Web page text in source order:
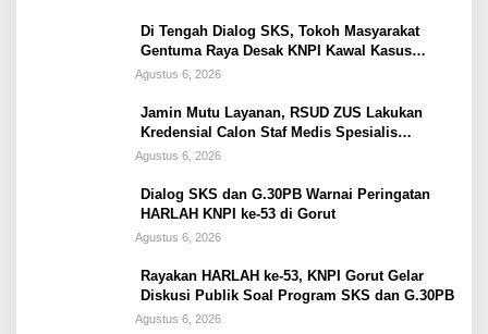
Di Tengah Dialog SKS, Tokoh Masyarakat
Gentuma Raya Desak KNPI Kawal Kasus
Kematian Remaja yang Masih Misteri
Agustus 6, 2026
Jamin Mutu Layanan, RSUD ZUS Lakukan
Kredensial Calon Staf Medis Spesialis
Konservasi Gigi
Agustus 6, 2026
Dialog SKS dan G.30PB Warnai Peringatan
HARLAH KNPI ke-53 di Gorut
Agustus 6, 2026
Rayakan HARLAH ke-53, KNPI Gorut Gelar
Diskusi Publik Soal Program SKS dan G.30PB
Agustus 6, 2026